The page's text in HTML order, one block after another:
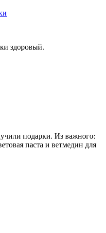
здоровый.
подарки. Из важного:
паста и ветмедин для